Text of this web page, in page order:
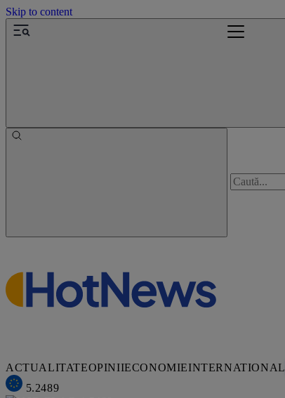
Skip to content
ACTUALITATEOPINIIECONOMIEINTERNATIONAL
5.2489